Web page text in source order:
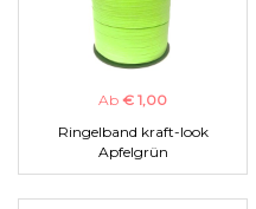
Ab € 1,00
Ringelband kraft-look
Apfelgrün